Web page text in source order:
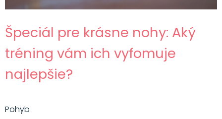
Špeciál pre krásne nohy: Aký
tréning vám ich vyfomuje
najlepšie?
Pohyb